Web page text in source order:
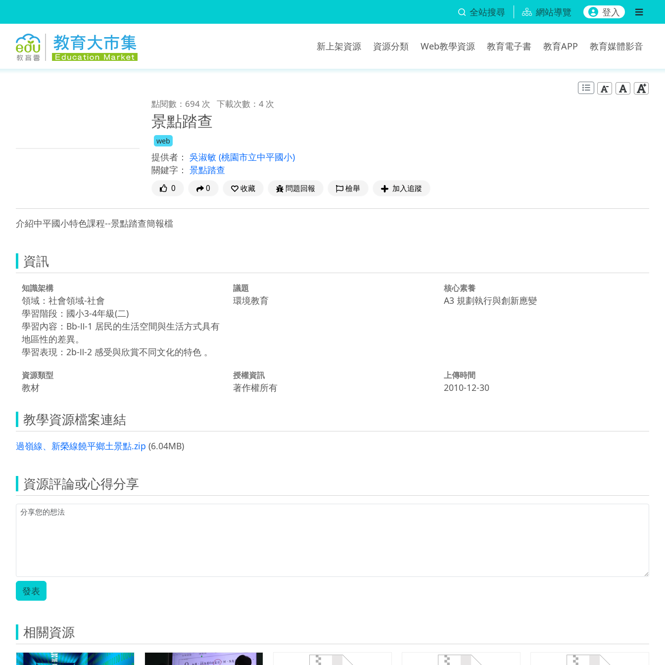
全站搜尋 網站導覽 登入
新上架資源 資源分類 Web教學資源 教育電子書 教育APP 教育媒體影音
點閱數：694 次 下載次數：4 次
景點踏查
web
提供者： 吳淑敏 (桃園市立中平國小)
關鍵字： 景點踏查
0 0 收藏 問題回報 檢舉 加入追蹤
介紹中平國小特色課程--景點踏查簡報檔
資訊
知識架構
領域：社會領域-社會
學習階段：國小3-4年級(二)
學習內容：Bb-Ⅱ-1 居民的生活空間與生活方式具有
地區性的差異。
學習表現：2b-Ⅱ-2 感受與欣賞不同文化的特色 。
議題
環境教育
核心素養
A3 規劃執行與創新應變
資源類型
教材
授權資訊
著作權所有
上傳時間
2010-12-30
教學資源檔案連結
過嶺線、新榮線饒平鄉土景點.zip (6.04MB)
資源評論或心得分享
發表
相關資源